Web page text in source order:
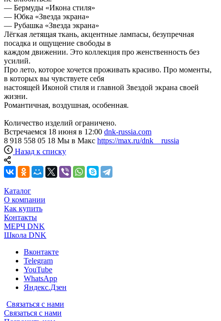
— Бермуды «Икона стиля»
— Юбка «Звезда экрана»
— Рубашка «Звезда экрана»
Лёгкая летящая ткань, акцентные лампасы, безупречная
посадка и ощущение свободы в
каждом движении. Это коллекция про женственность без
усилий.
Про лето, которое хочется проживать красиво. Про моменты,
в которых вы чувствуете себя
настоящей Иконой стиля и главной Звездой экрана своей
жизни.
Романтичная, воздушная, особенная.
Количество изделий ограничено.
Встречаемся 18 июня в 12:00 dnk-russia.com
8 918 558 05 18 Мы в Макс https://max.ru/dnk__russia
Назад к списку
Каталог
О компании
Как купить
Контакты
МЕРЧ DNK
Школа DNK
Вконтакте
Telegram
YouTube
WhatsApp
Яндекс.Дзен
Связаться с нами
Связаться с нами